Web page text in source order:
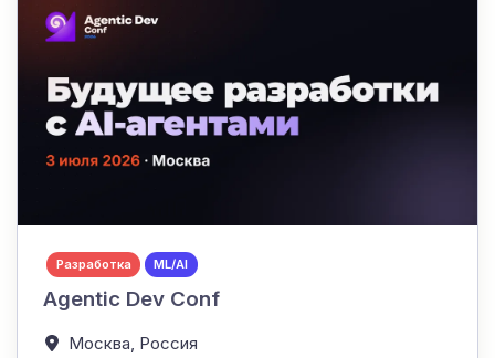
Разработка ML/AI
Agentic Dev Conf
Москва, Россия